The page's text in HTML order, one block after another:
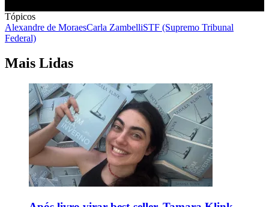
Tópicos
Alexandre de MoraesCarla ZambelliSTF (Supremo Tribunal
Federal)
Mais Lidas